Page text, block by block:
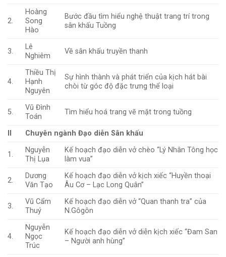
2.
Hoàng
Song
Hào
Bước đầu tìm hiểu nghệ thuật trang trí trong
sân khấu Tuồng
3.
Lê
Nghiêm
Về sân khấu truyền thanh
4.
Thiều Thị
Hạnh
Nguyên
Sự hình thành và phát triển của kịch hát bài
chòi từ góc độ đặc trưng thể loại
5.
Vũ Đình
Toán
Tìm hiểu hoá trang vẽ mặt trong tuồng
Chuyên ngành Đạo diễn Sân khấu
1.
Nguyễn
Thị Lụa
Kế hoạch đạo diễn vở chèo “Lý Nhân Tông học
làm vua”
2.
Dương
Văn Tạo
Kế hoạch đạo diễn vở kịch xiếc “Huyền thoại
Âu Cơ – Lạc Long Quân”
3.
Vũ Cẩm
Thuý
Kế hoạch đạo diễn vở “Quan thanh tra” của
N.Gôgôn
4.
Nguyễn
Ngọc
Trúc
Kế hoạch đạo diễn vở diễn kịch xiếc “Đam San
– Người anh hùng”